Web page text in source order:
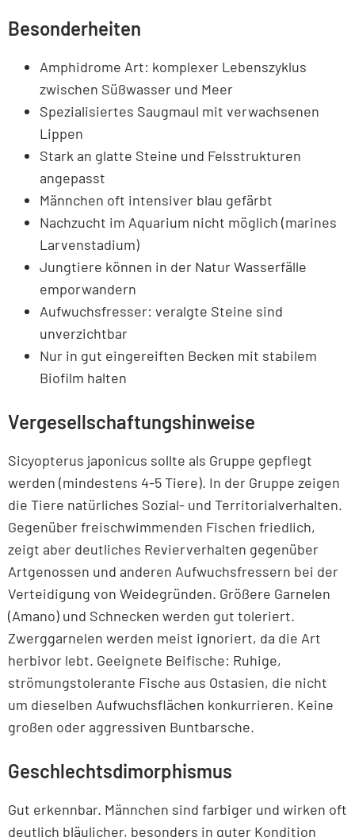
Besonderheiten
Amphidrome Art: komplexer Lebenszyklus
zwischen Süßwasser und Meer
Spezialisiertes Saugmaul mit verwachsenen
Lippen
Stark an glatte Steine und Felsstrukturen
angepasst
Männchen oft intensiver blau gefärbt
Nachzucht im Aquarium nicht möglich (marines
Larvenstadium)
Jungtiere können in der Natur Wasserfälle
emporwandern
Aufwuchsfresser: veralgte Steine sind
unverzichtbar
Nur in gut eingereiften Becken mit stabilem
Biofilm halten
Vergesellschaftungshinweise
Sicyopterus japonicus sollte als Gruppe gepflegt
werden (mindestens 4-5 Tiere). In der Gruppe zeigen
die Tiere natürliches Sozial- und Territorialverhalten.
Gegenüber freischwimmenden Fischen friedlich,
zeigt aber deutliches Revierverhalten gegenüber
Artgenossen und anderen Aufwuchsfressern bei der
Verteidigung von Weidegründen. Größere Garnelen
(Amano) und Schnecken werden gut toleriert.
Zwerggarnelen werden meist ignoriert, da die Art
herbivor lebt. Geeignete Beifische: Ruhige,
strömungstolerante Fische aus Ostasien, die nicht
um dieselben Aufwuchsflächen konkurrieren. Keine
großen oder aggressiven Buntbarsche.
Geschlechtsdimorphismus
Gut erkennbar. Männchen sind farbiger und wirken oft
deutlich bläulicher, besonders in guter Kondition